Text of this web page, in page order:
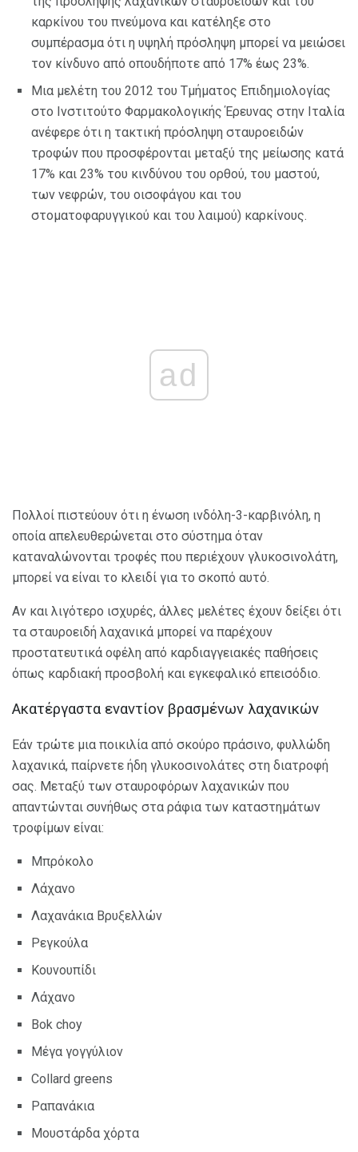
καρκίνου του πνεύμονα και κατέληξε στο
συμπέρασμα ότι η υψηλή πρόσληψη μπορεί να μειώσει
τον κίνδυνο από οπουδήποτε από 17% έως 23%.
Μια μελέτη του 2012 του Τμήματος Επιδημιολογίας
στο Ινστιτούτο Φαρμακολογικής Έρευνας στην Ιταλία
ανέφερε ότι η τακτική πρόσληψη σταυροειδών
τροφών που προσφέρονται μεταξύ της μείωσης κατά
17% και 23% του κινδύνου του ορθού, του μαστού,
των νεφρών, του οισοφάγου και του
στοματοφαρυγγικού και του λαιμού) καρκίνους.
ad
Πολλοί πιστεύουν ότι η ένωση ινδόλη-3-καρβινόλη, η
οποία απελευθερώνεται στο σύστημα όταν
καταναλώνονται τροφές που περιέχουν γλυκοσινολάτη,
μπορεί να είναι το κλειδί για το σκοπό αυτό.
Αν και λιγότερο ισχυρές, άλλες μελέτες έχουν δείξει ότι
τα σταυροειδή λαχανικά μπορεί να παρέχουν
προστατευτικά οφέλη από καρδιαγγειακές παθήσεις
όπως καρδιακή προσβολή και εγκεφαλικό επεισόδιο.
Ακατέργαστα εναντίον βρασμένων λαχανικών
Εάν τρώτε μια ποικιλία από σκούρο πράσινο, φυλλώδη
λαχανικά, παίρνετε ήδη γλυκοσινολάτες στη διατροφή
σας. Μεταξύ των σταυροφόρων λαχανικών που
απαντώνται συνήθως στα ράφια των καταστημάτων
τροφίμων είναι:
Μπρόκολο
Λάχανο
Λαχανάκια Βρυξελλών
Ρεγκούλα
Κουνουπίδι
Λάχανο
Bok choy
Μέγα γογγύλιον
Collard greens
Ραπανάκια
Μουστάρδα χόρτα